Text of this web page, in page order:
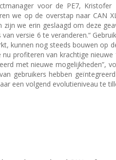
voor de PE7,
we op de overstap naar CAN
zijn we erin geslaagd om deze
versie 6 te veranderen.“
kunnen nog steeds bouwen op
nu profiteren van krachtige
met nieuwe mogelijkheden”,
gebruikers hebben
een volgend evolutieniveau te